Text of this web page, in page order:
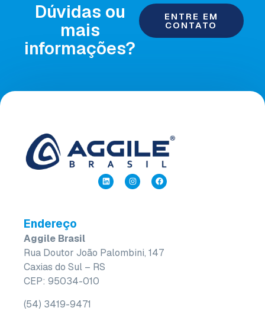
Dúvidas ou
mais
informações?
ENTRE EM
CONTATO
Endereço
Aggile Brasil
Rua Doutor João Palombini, 147
Caxias do Sul – RS
CEP: 95034-010
(54) 3419-9471